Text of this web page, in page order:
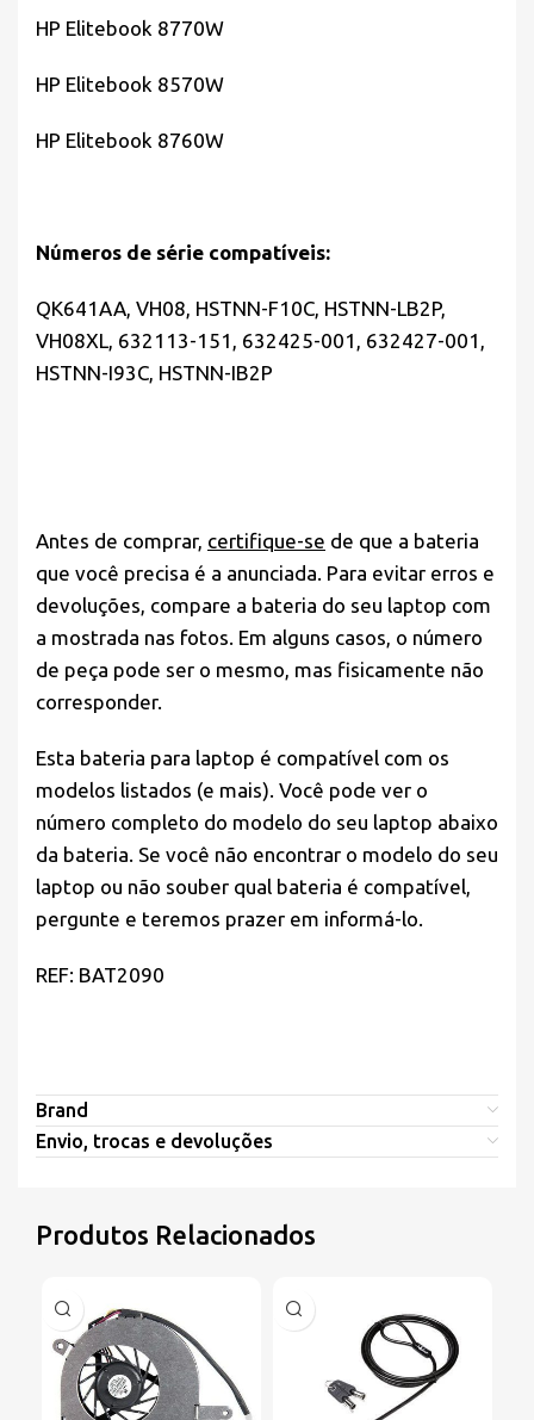
HP Elitebook 8770W
HP Elitebook 8570W
HP Elitebook 8760W
Números de série compatíveis:
QK641AA, VH08, HSTNN-F10C, HSTNN-LB2P,
VH08XL, 632113-151, 632425-001, 632427-001,
HSTNN-I93C, HSTNN-IB2P
Antes de comprar, certifique-se de que a bateria
que você precisa é a anunciada. Para evitar erros e
devoluções, compare a bateria do seu laptop com
a mostrada nas fotos. Em alguns casos, o número
de peça pode ser o mesmo, mas fisicamente não
corresponder.
Esta bateria para laptop é compatível com os
modelos listados (e mais). Você pode ver o
número completo do modelo do seu laptop abaixo
da bateria. Se você não encontrar o modelo do seu
laptop ou não souber qual bateria é compatível,
pergunte e teremos prazer em informá-lo.
REF: BAT2090
Brand
Envio, trocas e devoluções
Produtos Relacionados